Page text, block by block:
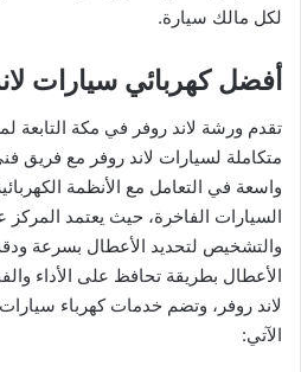
لكل مالك سيارة.
أفضل كهربائي سيارات
تقدم ورشة لاند روفر في مكة التابعة
متكاملة لسيارات لاند روفر مع
واسعة في التعامل مع الأنظمة
السيارات الفاخرة، حيث يعتمد
والتشخيص لتحديد الأعطال بسرعة
الأعطال بطريقة تحافظ على الأداء
لاند روفر، وتضم خدمات كهرباء
الآتي: